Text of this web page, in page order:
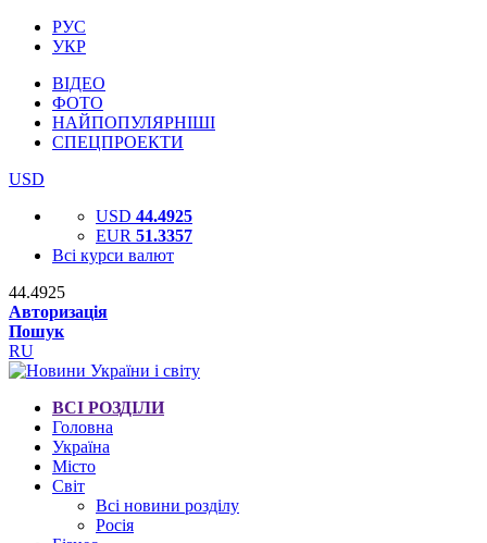
РУС
УКР
ВІДЕО
ФОТО
НАЙПОПУЛЯРНІШІ
СПЕЦПРОЕКТИ
USD
USD 44.4925
EUR 51.3357
Всі курси валют
44.4925
Авторизація
Пошук
RU
ВСІ РОЗДІЛИ
Головна
Україна
Місто
Світ
Всі новини розділу
Росія